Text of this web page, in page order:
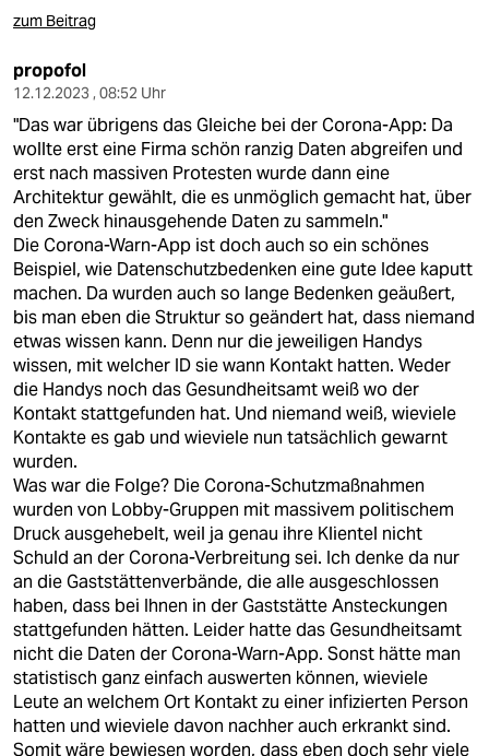
zum Beitrag
propofol
12.12.2023 , 08:52 Uhr
"Das war übrigens das Gleiche bei der Corona-App: Da
wollte erst eine Firma schön ranzig Daten abgreifen und
erst nach massiven Protesten wurde dann eine
Architektur gewählt, die es unmöglich gemacht hat, über
den Zweck hinausgehende Daten zu sammeln."
Die Corona-Warn-App ist doch auch so ein schönes
Beispiel, wie Datenschutzbedenken eine gute Idee kaputt
machen. Da wurden auch so lange Bedenken geäußert,
bis man eben die Struktur so geändert hat, dass niemand
etwas wissen kann. Denn nur die jeweiligen Handys
wissen, mit welcher ID sie wann Kontakt hatten. Weder
die Handys noch das Gesundheitsamt weiß wo der
Kontakt stattgefunden hat. Und niemand weiß, wieviele
Kontakte es gab und wieviele nun tatsächlich gewarnt
wurden.
Was war die Folge? Die Corona-Schutzmaßnahmen
wurden von Lobby-Gruppen mit massivem politischem
Druck ausgehebelt, weil ja genau ihre Klientel nicht
Schuld an der Corona-Verbreitung sei. Ich denke da nur
an die Gaststättenverbände, die alle ausgeschlossen
haben, dass bei Ihnen in der Gaststätte Ansteckungen
stattgefunden hätten. Leider hatte das Gesundheitsamt
nicht die Daten der Corona-Warn-App. Sonst hätte man
statistisch ganz einfach auswerten können, wieviele
Leute an welchem Ort Kontakt zu einer infizierten Person
hatten und wieviele davon nachher auch erkrankt sind.
Somit wäre bewiesen worden, dass eben doch sehr viele